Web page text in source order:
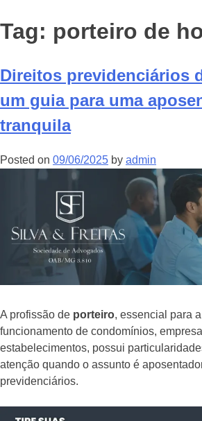
Tag: porteiro de
Direitos previdenciários
um guia para uma
tranquila
Posted on 09/06/2025 by admin
A profissão de porteiro, essencial para
funcionamento de condomínios,
estabelecimentos, possui
atenção quando o assunto é
previdenciários.